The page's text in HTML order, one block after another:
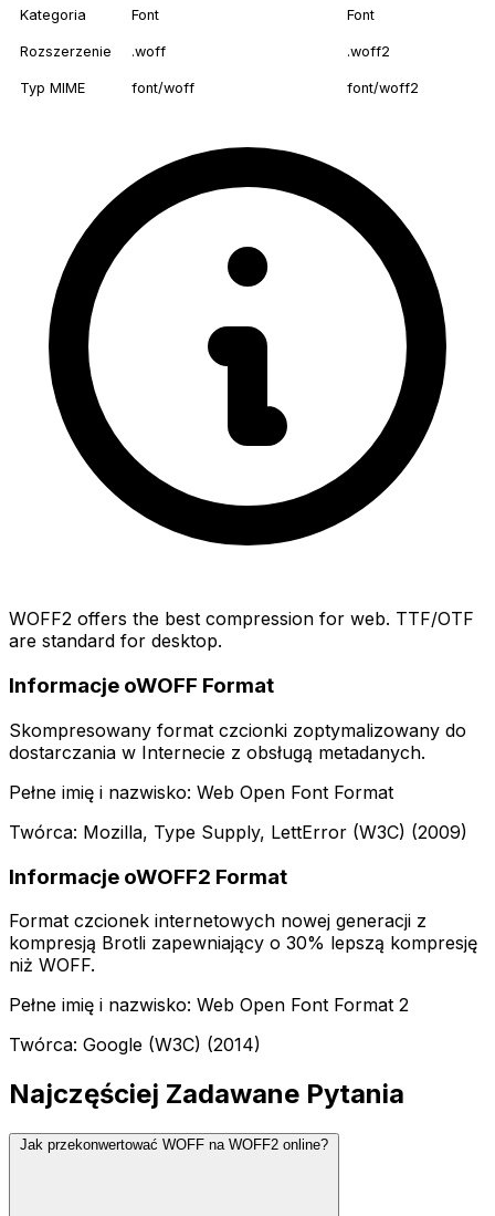
Kategoria Font Font
Rozszerzenie .woff .woff2
Typ MIME font/woff font/woff2
WOFF2 offers the best compression for web. TTF/OTF
are standard for desktop.
Informacje oWOFF Format
Skompresowany format czcionki zoptymalizowany do
dostarczania w Internecie z obsługą metadanych.
Pełne imię i nazwisko: Web Open Font Format
Twórca: Mozilla, Type Supply, LettError (W3C) (2009)
Informacje oWOFF2 Format
Format czcionek internetowych nowej generacji z
kompresją Brotli zapewniający o 30% lepszą kompresję
niż WOFF.
Pełne imię i nazwisko: Web Open Font Format 2
Twórca: Google (W3C) (2014)
Najczęściej Zadawane Pytania
Jak przekonwertować WOFF na WOFF2 online?